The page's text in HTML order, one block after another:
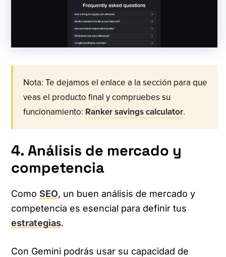
Nota: Te dejamos el enlace a la sección para que
veas el producto final y compruebes su
funcionamiento: Ranker savings calculator.
4. Análisis de mercado y
competencia
Como SEO, un buen análisis de mercado y
competencia es esencial para definir tus
estrategias.
Con Gemini podrás usar su capacidad de